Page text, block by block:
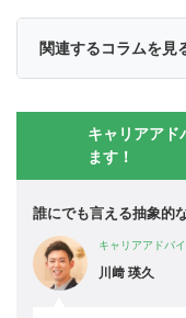
関連するコラムを見
キャリアアド
ます！
誰にでも言える抽象的
キャリアアドバ
川﨑 瑛久